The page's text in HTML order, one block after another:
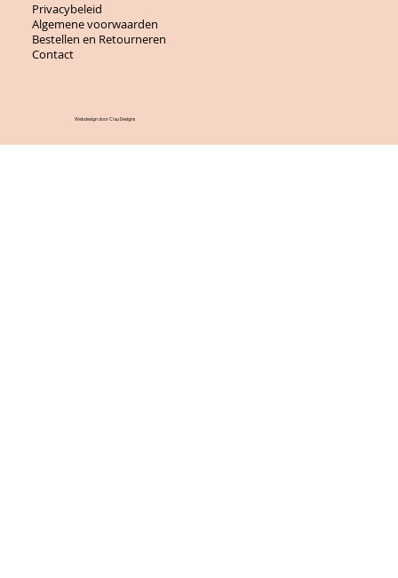
Privacybeleid
Algemene voorwaarden
Bestellen en Retourneren
Contact
Webdesign door Clau Designs